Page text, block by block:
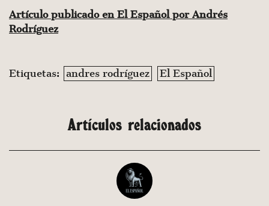
Artículo publicado en El Español por Andrés
Rodríguez
Etiquetas: andres rodríguez El Español
Artículos relacionados